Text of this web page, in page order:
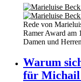
Rede von
Ramer Award am
Damen und
Warum
für Michail